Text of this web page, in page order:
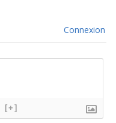
Connexion
[+]